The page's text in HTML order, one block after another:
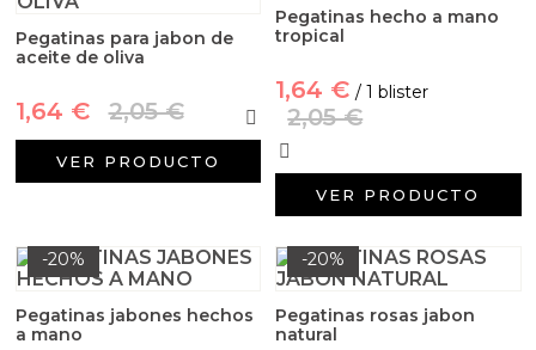
Pegatinas para jabon de
aceite de oliva
1,64 € 2,05 €
VER PRODUCTO
Pegatinas hecho a mano
tropical
1,64 € / 1 blister
2,05 €
VER PRODUCTO
-20%
Pegatinas jabones hechos
a mano
-20%
Pegatinas rosas jabon
natural